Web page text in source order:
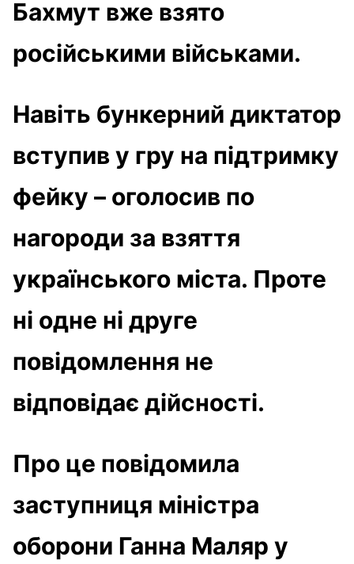
Бахмут вже взято
російськими військами.
Навіть бункерний диктатор
вступив у гру на підтримку
фейку – оголосив по
нагороди за взяття
українського міста. Проте
ні одне ні друге
повідомлення не
відповідає дійсності.
Про це повідомила
заступниця міністра
оборони Ганна Маляр у